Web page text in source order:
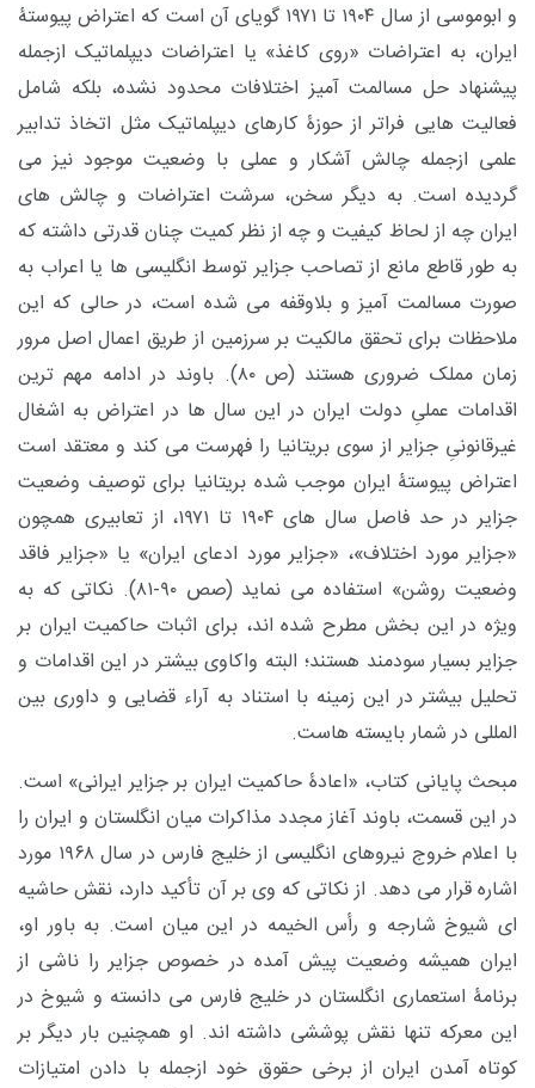
و ابوموسی از سال ۱۹۰۴ تا ۱۹۷۱ گویای آن است که اعتراض پیوستۀ
ایران، به اعتراضات «روی کاغذ» یا اعتراضات دیپلماتیک ازجمله
پیشنهاد حل مسالمت آمیز اختلافات محدود نشده، بلکه شامل
فعالیت هایی فراتر از حوزۀ کارهای دیپلماتیک مثل اتخاذ تدابیر
علمی ازجمله چالش آشکار و عملی با وضعیت موجود نیز می
گردیده است. به دیگر سخن، سرشت اعتراضات و چالش های
ایران چه از لحاظ کیفیت و چه از نظر کمیت چنان قدرتی داشته که
به طور قاطع مانع از تصاحب جزایر توسط انگلیسی ها یا اعراب به
صورت مسالمت آمیز و بلاوقفه می شده است، در حالی که این
ملاحظات برای تحقق مالکیت بر سرزمین از طریق اعمال اصل مرور
زمان مملک ضروری هستند (ص ۸۰). باوند در ادامه مهم ترین
اقدامات عملیِ دولت ایران در این سال ها در اعتراض به اشغال
غیرقانونیِ جزایر از سوی بریتانیا را فهرست می کند و معتقد است
اعتراض پیوستۀ ایران موجب شده بریتانیا برای توصیف وضعیت
جزایر در حد فاصل سال های ۱۹۰۴ تا ۱۹۷۱، از تعابیری همچون
«جزایر مورد اختلاف»، «جزایر مورد ادعای ایران» یا «جزایر فاقد
وضعیت روشن» استفاده می نماید (صص ۹۰-۸۱). نکاتی که به
ویژه در این بخش مطرح شده اند، برای اثبات حاکمیت ایران بر
جزایر بسیار سودمند هستند؛ البته واکاوی بیشتر در این اقدامات و
تحلیل بیشتر در این زمینه با استناد به آراء قضایی و داوری بین
المللی در شمار بایسته هاست.
مبحث پایانی کتاب، «اعادۀ حاکمیت ایران بر جزایر ایرانی» است.
در این قسمت، باوند آغاز مجدد مذاکرات میان انگلستان و ایران را
با اعلام خروج نیروهای انگلیسی از خلیج فارس در سال ۱۹۶۸ مورد
اشاره قرار می دهد. از نکاتی که وی بر آن تأکید دارد، نقش حاشیه
ای شیوخ شارجه و رأس الخیمه در این میان است. به باور او،
ایران همیشه وضعیت پیش آمده در خصوص جزایر را ناشی از
برنامۀ استعماری انگلستان در خلیج فارس می دانسته و شیوخ در
این معرکه تنها نقش پوششی داشته اند. او همچنین بار دیگر بر
کوتاه آمدن ایران از برخی حقوق خود ازجمله با دادن امتیازات